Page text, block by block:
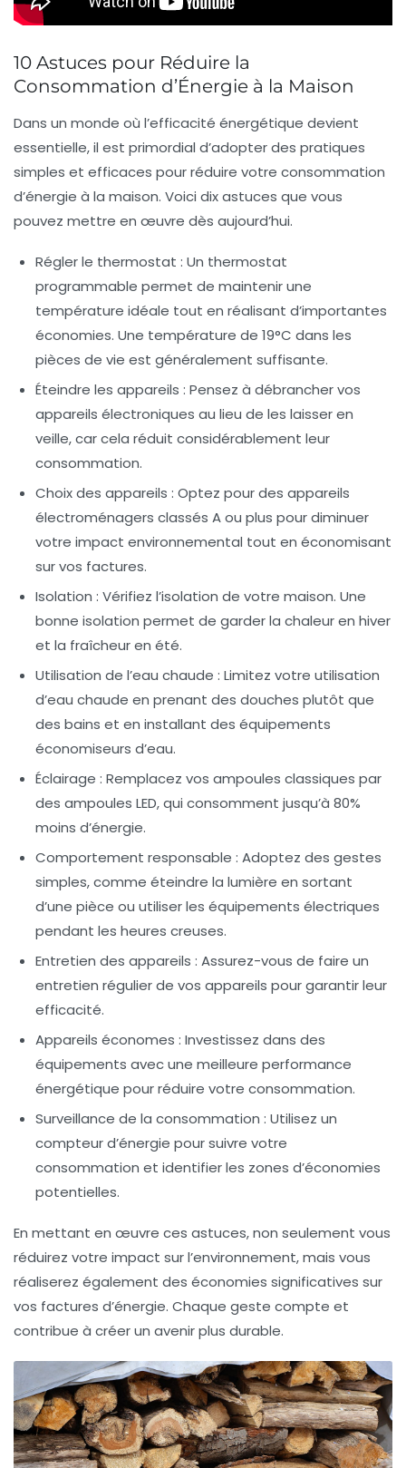
10 Astuces pour Réduire la
Consommation d’Énergie à la Maison
Dans un monde où l’efficacité énergétique devient
essentielle, il est primordial d’adopter des pratiques
simples et efficaces pour réduire votre consommation
d’énergie à la maison. Voici dix astuces que vous
pouvez mettre en œuvre dès aujourd’hui.
Régler le thermostat : Un thermostat
programmable permet de maintenir une
température idéale tout en réalisant d’importantes
économies. Une température de 19°C dans les
pièces de vie est généralement suffisante.
Éteindre les appareils : Pensez à débrancher vos
appareils électroniques au lieu de les laisser en
veille, car cela réduit considérablement leur
consommation.
Choix des appareils : Optez pour des appareils
électroménagers classés A ou plus pour diminuer
votre impact environnemental tout en économisant
sur vos factures.
Isolation : Vérifiez l’isolation de votre maison. Une
bonne isolation permet de garder la chaleur en hiver
et la fraîcheur en été.
Utilisation de l’eau chaude : Limitez votre utilisation
d’eau chaude en prenant des douches plutôt que
des bains et en installant des équipements
économiseurs d’eau.
Éclairage : Remplacez vos ampoules classiques par
des ampoules LED, qui consomment jusqu’à 80%
moins d’énergie.
Comportement responsable : Adoptez des gestes
simples, comme éteindre la lumière en sortant
d’une pièce ou utiliser les équipements électriques
pendant les heures creuses.
Entretien des appareils : Assurez-vous de faire un
entretien régulier de vos appareils pour garantir leur
efficacité.
Appareils économes : Investissez dans des
équipements avec une meilleure performance
énergétique pour réduire votre consommation.
Surveillance de la consommation : Utilisez un
compteur d’énergie pour suivre votre
consommation et identifier les zones d’économies
potentielles.
En mettant en œuvre ces astuces, non seulement vous
réduirez votre impact sur l’environnement, mais vous
réaliserez également des économies significatives sur
vos factures d’énergie. Chaque geste compte et
contribue à créer un avenir plus durable.